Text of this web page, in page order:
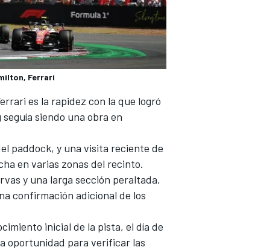
Ferrari
es la rapidez con la que logró
siendo una obra en
paddock, y una visita reciente de
en varias zonas del recinto.
y una larga sección peraltada,
confirmación adicional de los
inicial de la pista, el día de
oportunidad para verificar las